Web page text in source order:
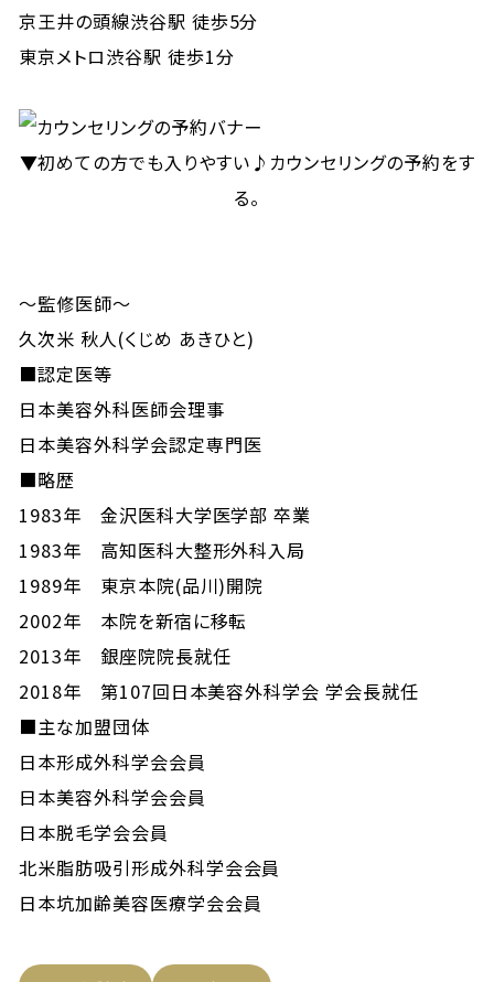
京王井の頭線渋谷駅 徒歩5分
東京メトロ渋谷駅 徒歩1分
▼初めての方でも入りやすい♪カウンセリングの予約をす
る。
～監修医師～
久次米 秋人(くじめ あきひと)
■認定医等
日本美容外科医師会理事
日本美容外科学会認定専門医
■略歴
1983年 金沢医科大学医学部 卒業
1983年 高知医科大整形外科入局
1989年 東京本院(品川)開院
2002年 本院を新宿に移転
2013年 銀座院院長就任
2018年 第107回日本美容外科学会 学会長就任
■主な加盟団体
日本形成外科学会会員
日本美容外科学会会員
日本脱毛学会会員
北米脂肪吸引形成外科学会会員
日本坑加齢美容医療学会会員